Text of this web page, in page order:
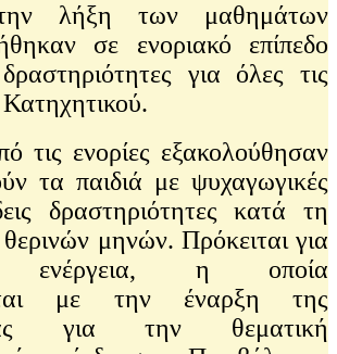
των μαθημάτων
σε ενοριακό επίπεδο
για όλες τις
ενορίες εξακολούθησαν
τα παιδιά με ψυχαγωγικές
δραστηριότητες κατά τη
μηνών. Πρόκειται για
ενέργεια, η οποία
με την έναρξη της
για την θεματική